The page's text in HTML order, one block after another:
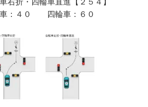
０ 四輪車：６０